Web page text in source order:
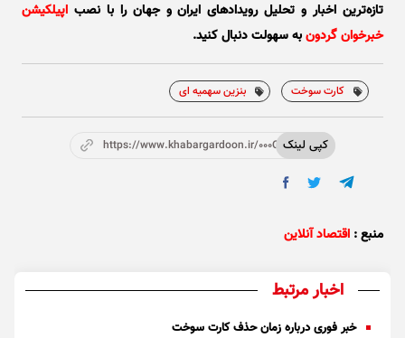
تازه‌ترین اخبار و تحلیل‌ رویدادهای ایران و جهان را با نصب اپیلکیشن
خبرخوان گردونبه سهولت دنبال کنید.
کارت سوخت بنزین سهمیه ای
کپی لینکhttps://www.khabargardoon.ir/000OgK
منبع : اقتصاد آنلاین
اخبار مرتبط
خبر فوری درباره زمان حذف کارت سوخت